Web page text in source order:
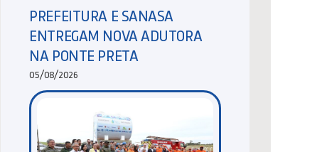
PREFEITURA E SANASA
ENTREGAM NOVA ADUTORA
NA PONTE PRETA
05/08/2026